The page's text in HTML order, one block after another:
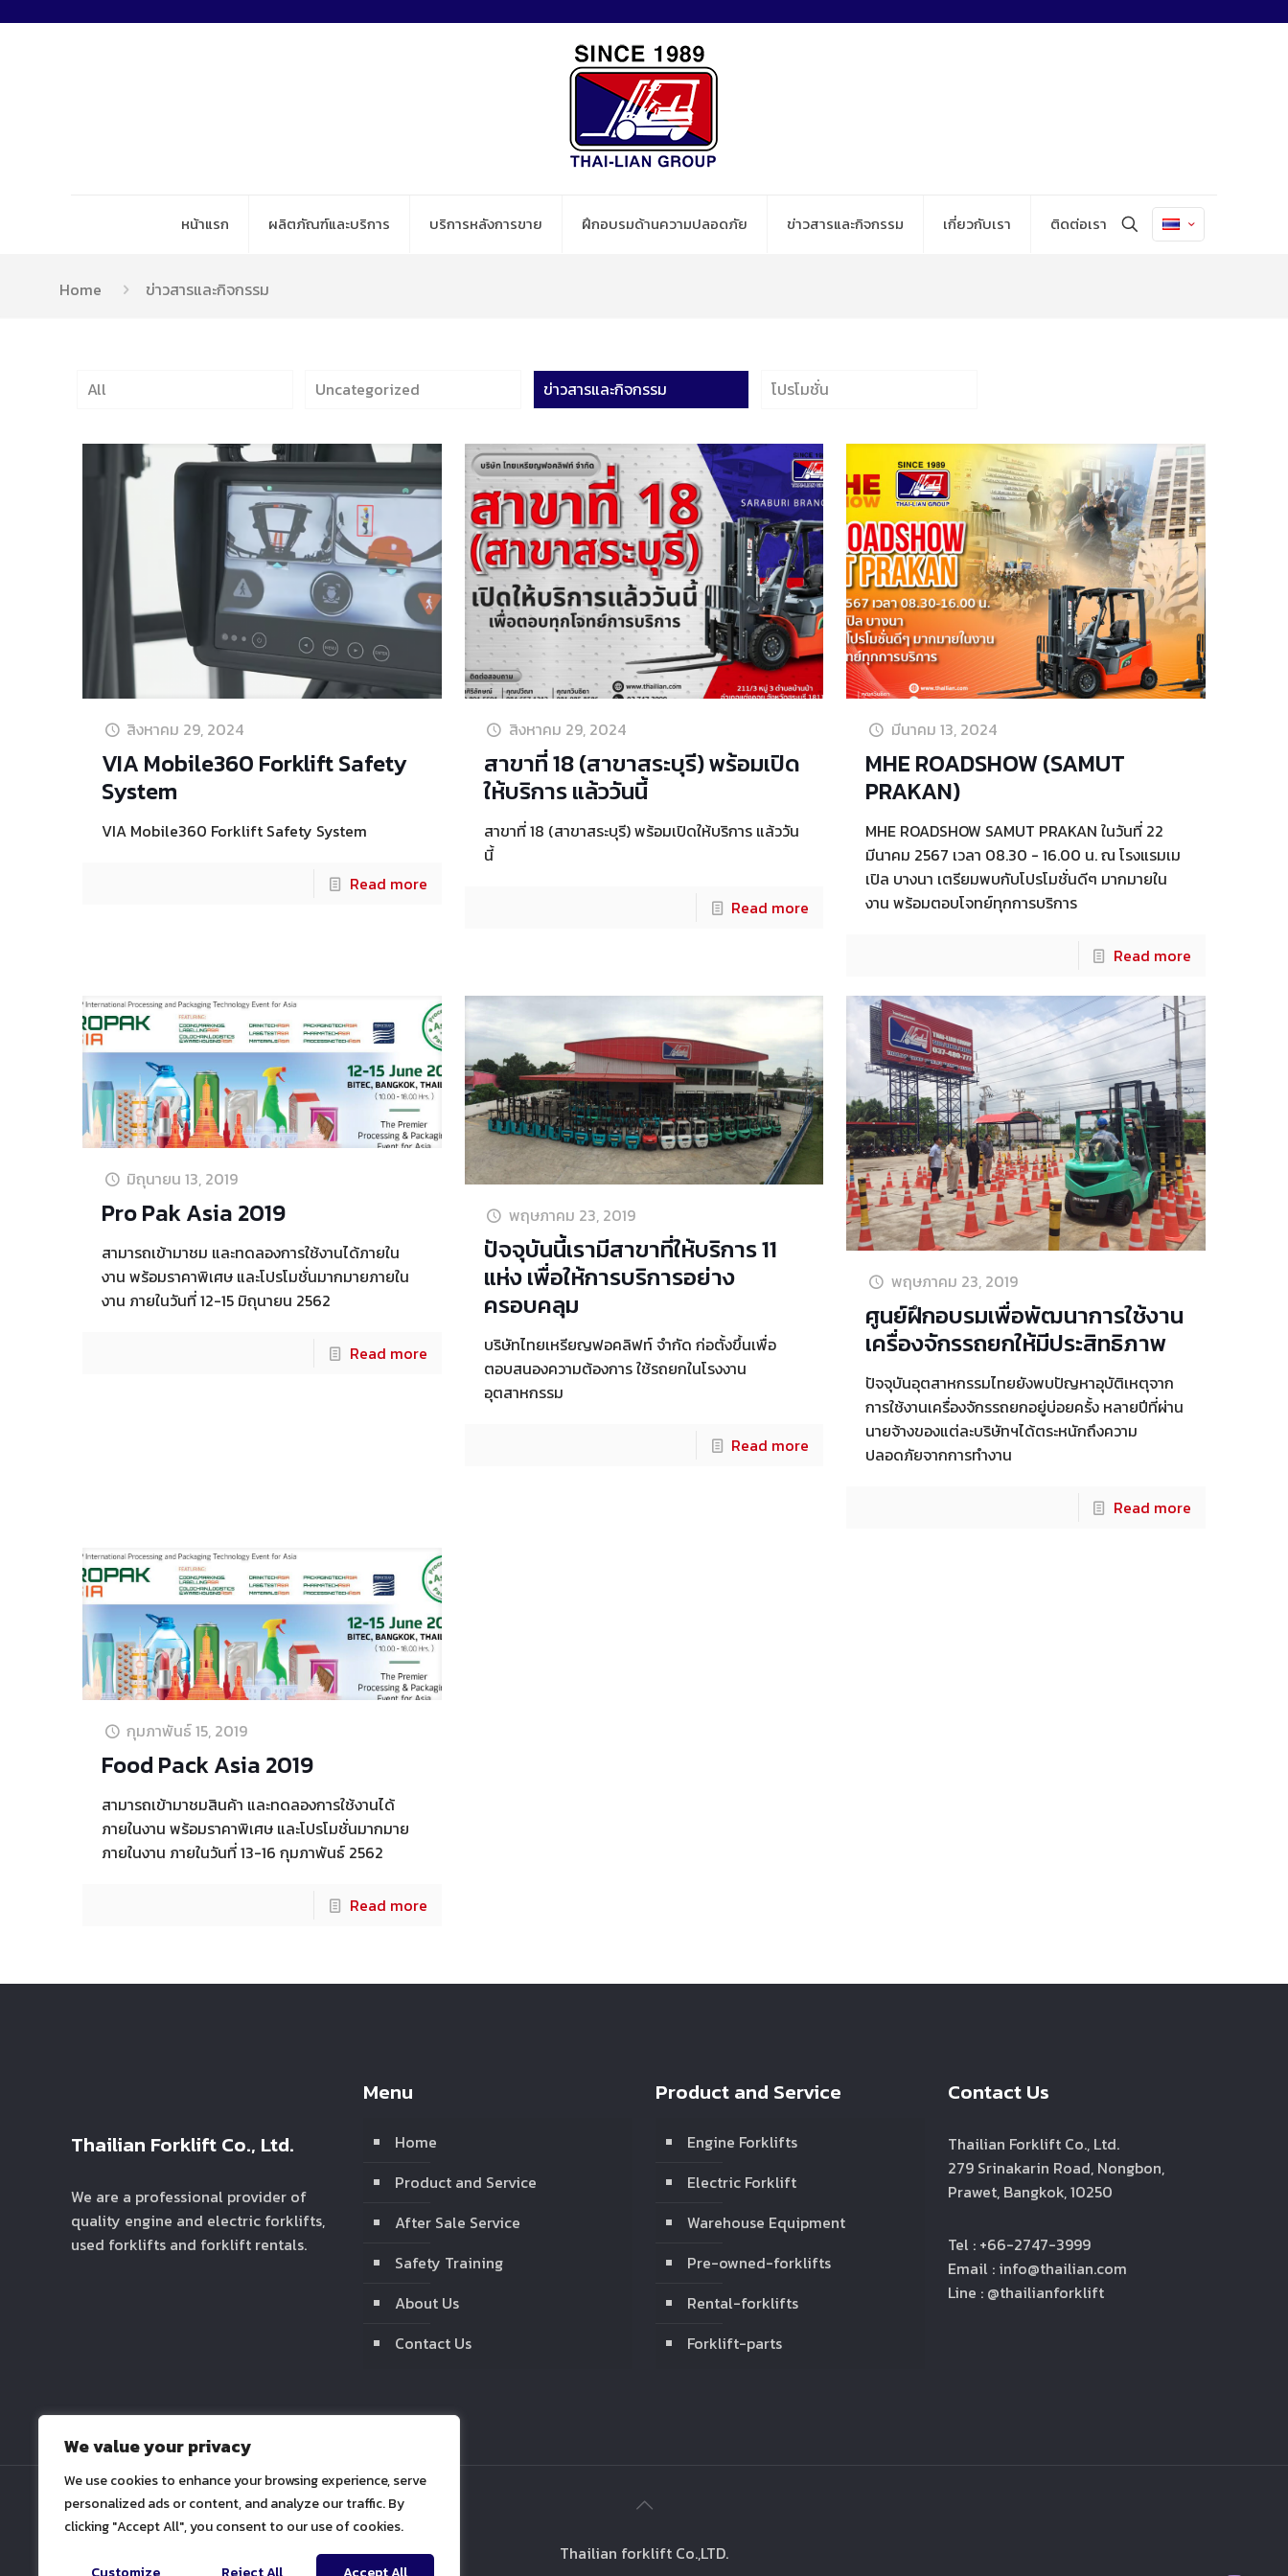
We value your privacy
We use cookies to enhance your browsing experience, serve
personalized ads or content, and analyze our traffic. By
clicking "Accept All", you consent to our use of cookies.
หน้าแรก ผลิตภัณฑ์และบริการ บริการหลังการขาย ฝึกอบรมด้านความปลอดภัย ข่าวสารและกิจกรรม เกี่ยวกับเรา ติดต่อเรา
Home ข่าวสารและกิจกรรม
All Uncategorized ข่าวสารและกิจกรรม โปรโมชั่น
สิงหาคม 29, 2024
VIA Mobile360 Forklift Safety
System
VIA Mobile360 Forklift Safety System
Read more
สิงหาคม 29, 2024
สาขาที่ 18 (สาขาสระบุรี) พร้อมเปิด
ให้บริการ แล้ววันนี้
สาขาที่ 18 (สาขาสระบุรี) พร้อมเปิดให้บริการ แล้ววัน
นี้
Read more
มีนาคม 13, 2024
MHE ROADSHOW (SAMUT
PRAKAN)
MHE ROADSHOW SAMUT PRAKAN ในวันที่ 22
มีนาคม 2567 เวลา 08.30 - 16.00 น. ณ โรงแรมเม
เปิล บางนา เตรียมพบกับโปรโมชั่นดีๆ มากมายใน
งาน พร้อมตอบโจทย์ทุกการบริการ
Read more
มิถุนายน 13, 2019
Pro Pak Asia 2019​
สามารถเข้ามาชม และทดลองการใช้งานได้ภายใน
งาน พร้อมราคาพิเศษ และโปรโมชั่นมากมายภายใน
งาน ภายในวันที่ 12-15 มิถุนายน 2562
Read more
พฤษภาคม 23, 2019
ปัจจุบันนี้เรามีสาขาที่ให้บริการ 11
แห่ง เพื่อให้การบริการอย่าง
ครอบคลุม
บริษัทไทยเหรียญฟอคลิฟท์ จำกัด ก่อตั้งขึ้นเพื่อ
ตอบสนองความต้องการ ใช้รถยกในโรงงาน
อุตสาหกรรม
Read more
พฤษภาคม 23, 2019
ศูนย์ฝึกอบรมเพื่อพัฒนาการใช้งาน
เครื่องจักรรถยกให้มีประสิทธิภาพ
ปัจจุบันอุตสาหกรรมไทยยังพบปัญหาอุบัติเหตุจาก
การใช้งานเครื่องจักรรถยกอยู่บ่อยครั้ง หลายปีที่ผ่าน
นายจ้างของแต่ละบริษัทฯได้ตระหนักถึงความ
ปลอดภัยจากการทำงาน
Read more
กุมภาพันธ์ 15, 2019
Food Pack Asia 2019
สามารถเข้ามาชมสินค้า และทดลองการใช้งานได้
ภายในงาน พร้อมราคาพิเศษ และโปรโมชั่นมากมาย
ภายในงาน ภายในวันที่ 13-16 กุมภาพันธ์ 2562
Read more
Thailian Forklift Co., Ltd.
We are a professional provider of
quality engine and electric forklifts,
used forklifts and forklift rentals.
Menu
Home
Product and Service
After Sale Service
Safety Training
About Us
Contact Us
Product and Service
Engine Forklifts
Electric Forklift
Warehouse Equipment
Pre-owned-forklifts
Rental-forklifts
Forklift-parts
Contact Us
Thailian Forklift Co., Ltd.
279 Srinakarin Road, Nongbon,
Prawet, Bangkok, 10250
Tel : +66-2747-3999
Email : info@thailian.com
Line : @thailianforklift
Thailian forklift Co.,LTD.